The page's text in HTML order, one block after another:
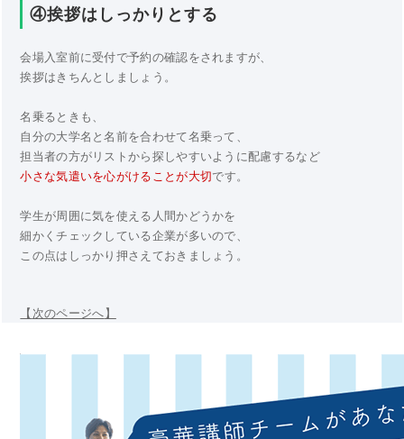
④挨拶はしっかりとする
会場入室前に受付で予約の確認をされますが、
挨拶はきちんとしましょう。
名乗るときも、
自分の大学名と名前を合わせて名乗って、
担当者の方がリストから探しやすいように配慮するなど
小さな気遣いを心がけることが大切です。
学生が周囲に気を使える人間かどうかを
細かくチェックしている企業が多いので、
この点はしっかり押さえておきましょう。
【 次のページへ】